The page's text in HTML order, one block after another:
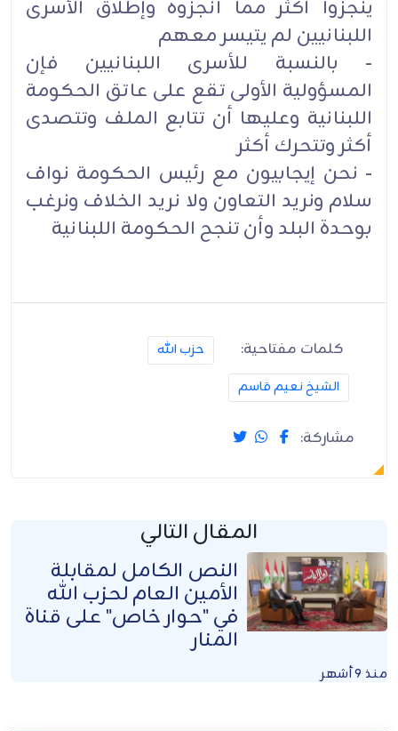
ينجزوا أكثر مما أنجزوه وإطلاق الأسرى
اللبنانيين لم يتيسر معهم
- بالنسبة للأسرى اللبنانيين فإن
المسؤولية الأولى تقع على عاتق الحكومة
اللبنانية وعليها أن تتابع الملف وتتصدى
أكثر وتتحرك أكثر
- نحن إيجابيون مع رئيس الحكومة نواف
سلام ونريد التعاون ولا نريد الخلاف ونرغب
بوحدة البلد وأن تنجح الحكومة اللبنانية
كلمات مفتاحية:
حزب الله
الشيخ نعيم قاسم
مشاركة:
المقال التالي
النص الكامل لمقابلة
الأمين العام لحزب الله
في "حوار خاص" على قناة
المنار
منذ 9 أشهر